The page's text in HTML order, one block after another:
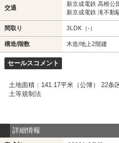
交通
新京成電鉄 高根公
新京成電鉄 滝不動
間取り 3LDK（-）
構造/階数 木造/地上2階建
セールスコメント
土地面積：141.17平米（公簿） 22条
土等規制法
詳細情報